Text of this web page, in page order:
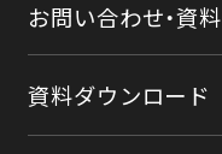
お問い合わせ・資
資料ダウンロード